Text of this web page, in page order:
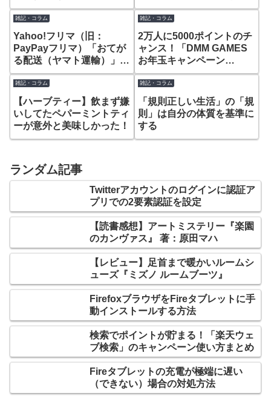
雑記・コラム
Yahoo!フリマ（旧：
PayPayフリマ）「おてが
る配送（ヤマト運輸）」の
集荷に関する備忘録
雑記・コラム
2万人に5000ポイントのチ
ャンス！「DMM GAMES
お年玉キャンペーン
(2018)」
雑記・コラム
【ハーブティー】飲まず嫌
いしてたペパーミントティ
ーが意外と美味しかった！
雑記・コラム
「規則正しい生活」の「規
則」は自分の体質を基準に
する
ランダム記事
Twitterアカウントのログインに認証ア
プリでの2要素認証を設定
【読書感想】アートミステリー『楽園
のカンヴァス』 著：原田マハ
【レビュー】足首まで暖かいルームシ
ューズ『ミズノ ルームブーツ』
FirefoxブラウザをFireタブレットに手
動インストールする方法
検索でポイントが貯まる！「楽天ウェ
ブ検索」のキャンペーン使い方まとめ
Fireタブレットの充電が極端に遅い
（できない）場合の対処方法